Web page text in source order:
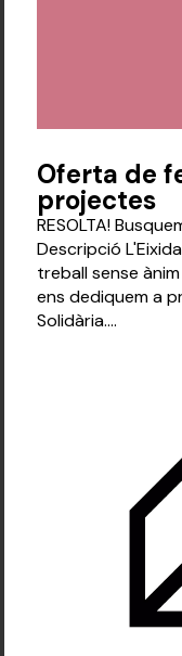
Oferta de
projectes
RESOLTA!
Descripció
treball sense
ens dediquem a
Solidària....